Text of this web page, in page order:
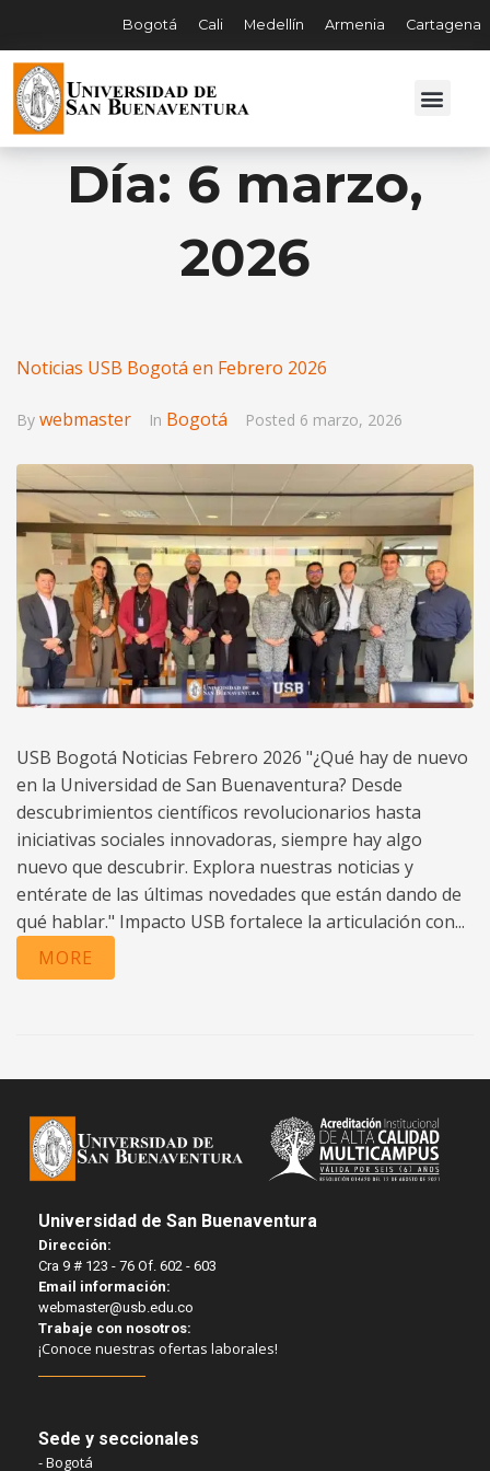
Bogotá Cali Medellín Armenia Cartagena
Día: 6 marzo,
2026
Noticias USB Bogotá en Febrero 2026
By webmaster In Bogotá Posted 6 marzo, 2026
USB Bogotá Noticias Febrero 2026 "¿Qué hay de nuevo
en la Universidad de San Buenaventura? Desde
descubrimientos científicos revolucionarios hasta
iniciativas sociales innovadoras, siempre hay algo
nuevo que descubrir. Explora nuestras noticias y
entérate de las últimas novedades que están dando de
qué hablar." Impacto USB fortalece la articulación con...
MORE
Universidad de San Buenaventura
Dirección:
Cra 9 # 123 - 76 Of. 602 - 603
Email información:
webmaster@usb.edu.co
Trabaje con nosotros:
¡Conoce nuestras ofertas laborales!
Sede y seccionales
- Bogotá